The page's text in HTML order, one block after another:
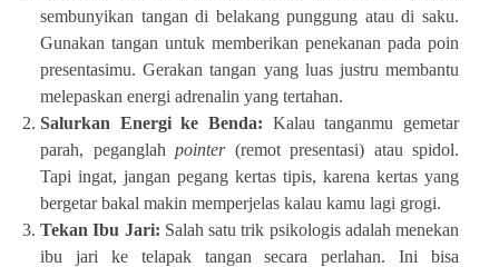
sembunyikan tangan di belakang punggung atau di saku.
Gunakan tangan untuk memberikan penekanan pada poin
presentasimu. Gerakan tangan yang luas justru membantu
melepaskan energi adrenalin yang tertahan.
Salurkan Energi ke Benda: Kalau tanganmu gemetar
parah, peganglah pointer(remot presentasi) atau spidol.
Tapi ingat, jangan pegang kertas tipis, karena kertas yang
bergetar bakal makin memperjelas kalau kamu lagi grogi.
Tekan Ibu Jari: Salah satu trik psikologis adalah menekan
ibu jari ke telapak tangan secara perlahan. Ini bisa